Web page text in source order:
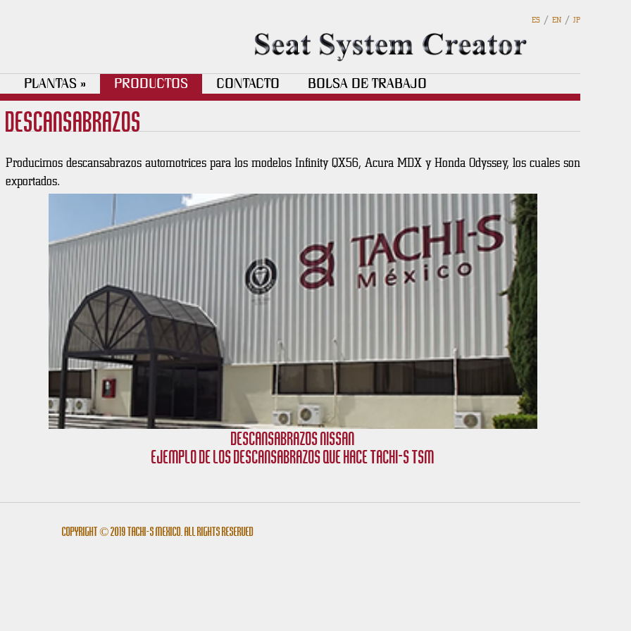
ES / EN / JP
PLANTAS » PRODUCTOS CONTACTO BOLSA DE TRABAJO
Descansabrazos
Producimos descansabrazos automotrices para los modelos Infinity QX56, Acura MDX y Honda Odyssey, los cuales son
exportados.
Descansabrazos Nissan
Ejemplo de los descansabrazos que hace Tachi-S TSM
Copyright © 2019 Tachi-s México. All rights reserved